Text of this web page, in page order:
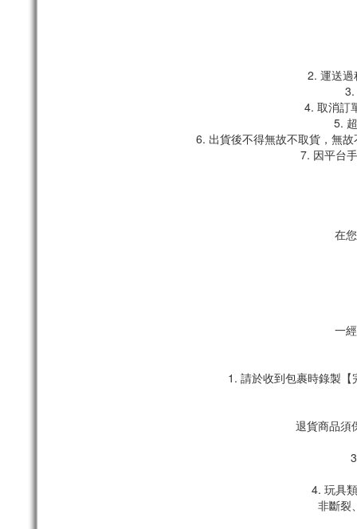
2. 運送過
3.
4. 取消訂
5.
6. 出貨後不得無故不取貨，無
7. 因平台
在
一
1. 請於收到包裹時錄製
退貨商品須
4. 玩具
非斷裂